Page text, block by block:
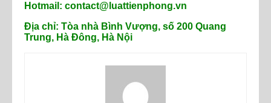
Hotmail: contact@luattienphong.vn
Địa chỉ: Tòa nhà Bình Vượng, số 200 Quang
Trung, Hà Đông, Hà Nội